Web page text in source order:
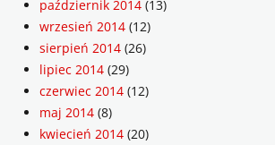
październik 2014 (13)
wrzesień 2014 (12)
sierpień 2014 (26)
lipiec 2014 (29)
czerwiec 2014 (12)
maj 2014 (8)
kwiecień 2014 (20)